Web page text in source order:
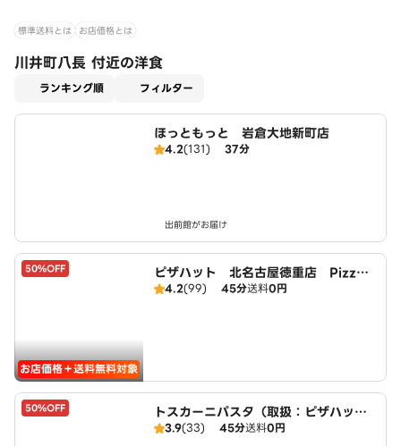
標準送料とは お店価格とは
川井町八長 付近の洋食
ランキング順 フィルター
ほっともっと 岩倉大地新町店
4.2(131) 37分
出前館がお届け
50%OFF
お店価格＋送料無料対象
ピザハット 北名古屋徳重店 PizzaH
ut4.2(99) 45分送料0円
50%OFF
トスカーニパスタ（取扱：ピザハット
北名古屋徳重店）
3.9(33) 45分送料0円